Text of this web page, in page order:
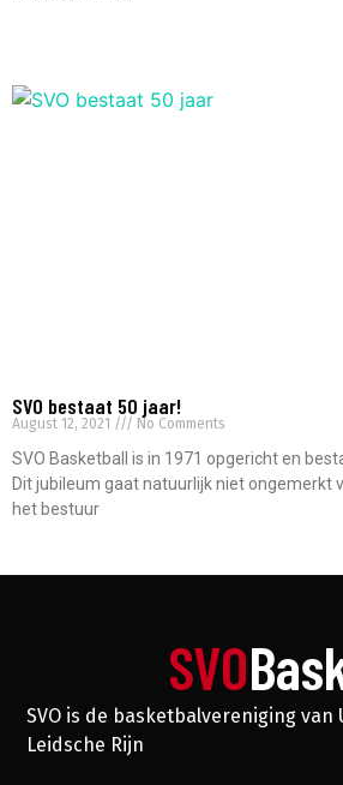
SVO bestaat 50 jaar!
August 12, 2021 No Comments
SVO Basketball is in 1971 opgericht en
Dit jubileum gaat natuurlijk niet ongemerkt
het bestuur
SVO
SVO is de basketbalvereniging van
Leidsche Rijn